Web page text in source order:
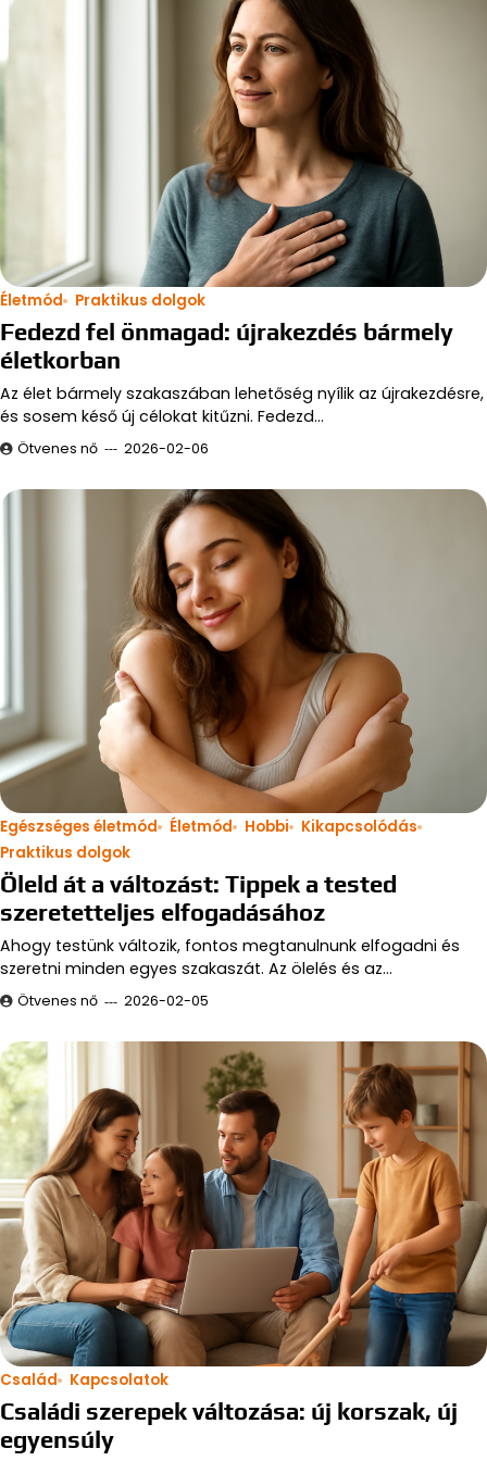
Életmód Praktikus dolgok
Fedezd fel önmagad: újrakezdés bármely
életkorban
Az élet bármely szakaszában lehetőség nyílik az újrakezdésre,
és sosem késő új célokat kitűzni. Fedezd…
Ötvenes nő 2026-02-06
Egészséges életmód Életmód Hobbi
Kikapcsolódás
Praktikus dolgok
Öleld át a változást: Tippek a tested
szeretetteljes elfogadásához
Ahogy testünk változik, fontos megtanulnunk elfogadni és
szeretni minden egyes szakaszát. Az ölelés és az…
Ötvenes nő 2026-02-05
Család Kapcsolatok
Családi szerepek változása: új korszak, új
egyensúly